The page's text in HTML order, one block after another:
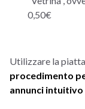
0,50€
Utilizzare la
procedimento
annunci